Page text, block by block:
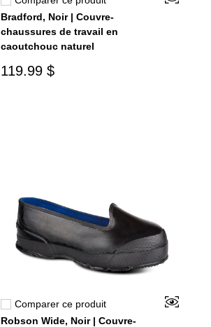
Bradford, Noir | Couvre-
chaussures de travail en
caoutchouc naturel
119.99 $
Comparer ce produit
Robson Wide, Noir | Couvre-